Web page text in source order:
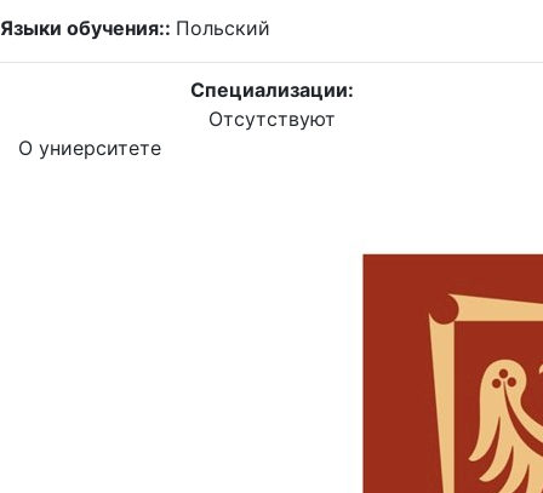
Языки обучения:: Польский
Специализации:
Отсутствуют
О униерситете